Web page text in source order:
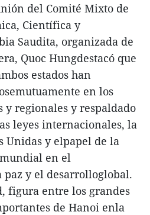
del Comité Mixto de
Científica y
Saudita, organizada de
Quoc Hungdestacó que
estados han
en los
regionales y respaldado
leyes internacionales, la
Unidas y elpapel de la
en el
y el desarrolloglobal.
figura entre los grandes
de Hanoi enla